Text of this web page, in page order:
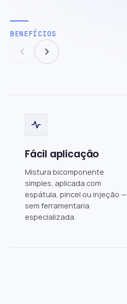
BENEFÍCIOS
Fácil aplicação
Mistura bicomponente
simples, aplicada com
espátula, pincel ou injeção —
sem ferramentaria
especializada.